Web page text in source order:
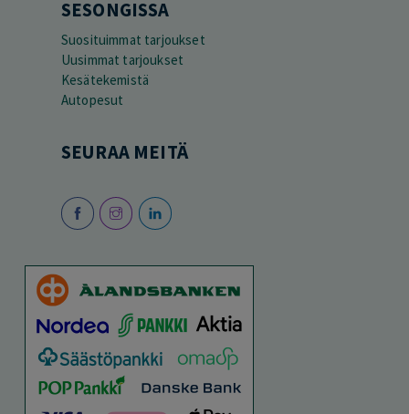
SESONGISSA
Suosituimmat tarjoukset
Uusimmat tarjoukset
Kesätekemistä
Autopesut
SEURAA MEITÄ